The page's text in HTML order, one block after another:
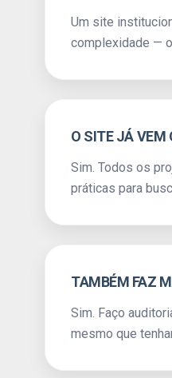
Um site
complexidade —
O SITE JÁ VEM
Sim. Todos os
práticas para
TAMBÉM FAZ
Sim. Faço
mesmo que